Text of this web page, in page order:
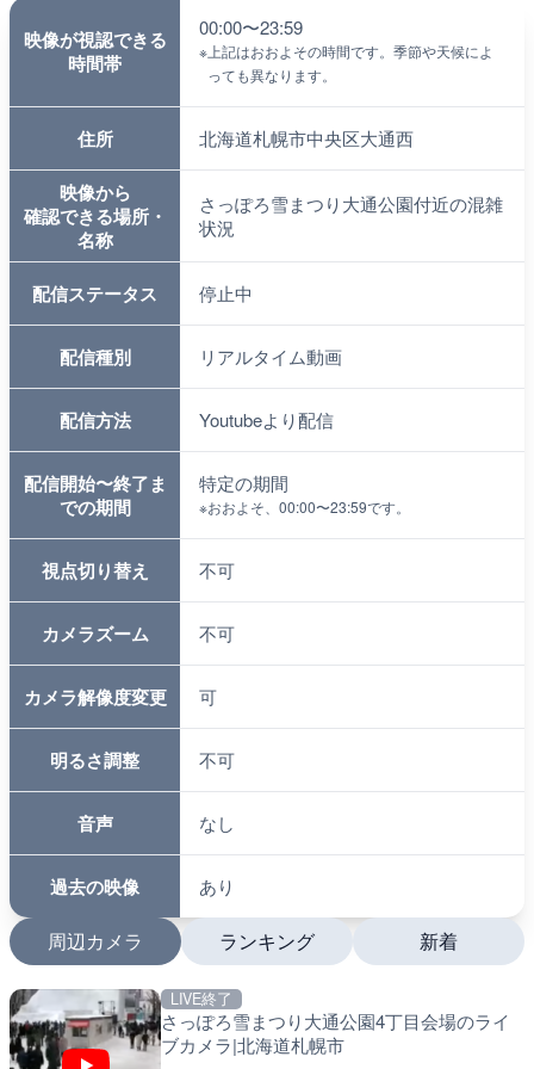
映像が視認できる
時間帯
00:00〜23:59
※ 上記はおおよその時間です。季節や天候によ
っても異なります。
住所 北海道札幌市中央区大通西
映像から
確認できる場所・
名称
さっぽろ雪まつり大通公園付近の混雑
状況
配信ステータス 停止中
配信種別 リアルタイム動画
配信方法 Youtubeより配信
配信開始〜終了ま
での期間
特定の期間
※おおよそ、00:00〜23:59です。
視点切り替え 不可
カメラズーム 不可
カメラ解像度変更 可
明るさ調整 不可
音声 なし
過去の映像 あり
周辺カメラ
LIVE終了
さっぽろ雪まつり大通公園4丁目会場のライ
ブカメラ|北海道札幌市
ランキング
沖永良部島海岸のライブ
町
新着
南出川水門付近のライブ
町